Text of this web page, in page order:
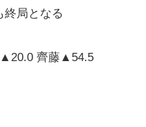
終局となる
▲20.0 齊藤▲54.5